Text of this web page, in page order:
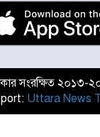
জুলাই
মিতুর খোঁজ নিলেন
উত্তরায় জুলাই
শহীদের
সংরক্ষিত
Uttara News